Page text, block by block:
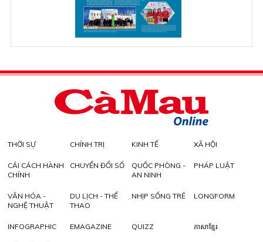
THỜI SỰ CHÍNH TRỊ KINH TẾ XÃ HỘI
CẢI CÁCH HÀNH
CHÍNH
CHUYỂN ĐỔI SỐ
QUỐC PHÒNG -
AN NINH
PHÁP LUẬT
VĂN HÓA -
NGHỆ THUẬT
DU LỊCH - THỂ
THAO
NHỊP SỐNG TRẺ LONGFORM
INFOGRAPHIC EMAGAZINE QUIZZ ភាសាខ្មែរ